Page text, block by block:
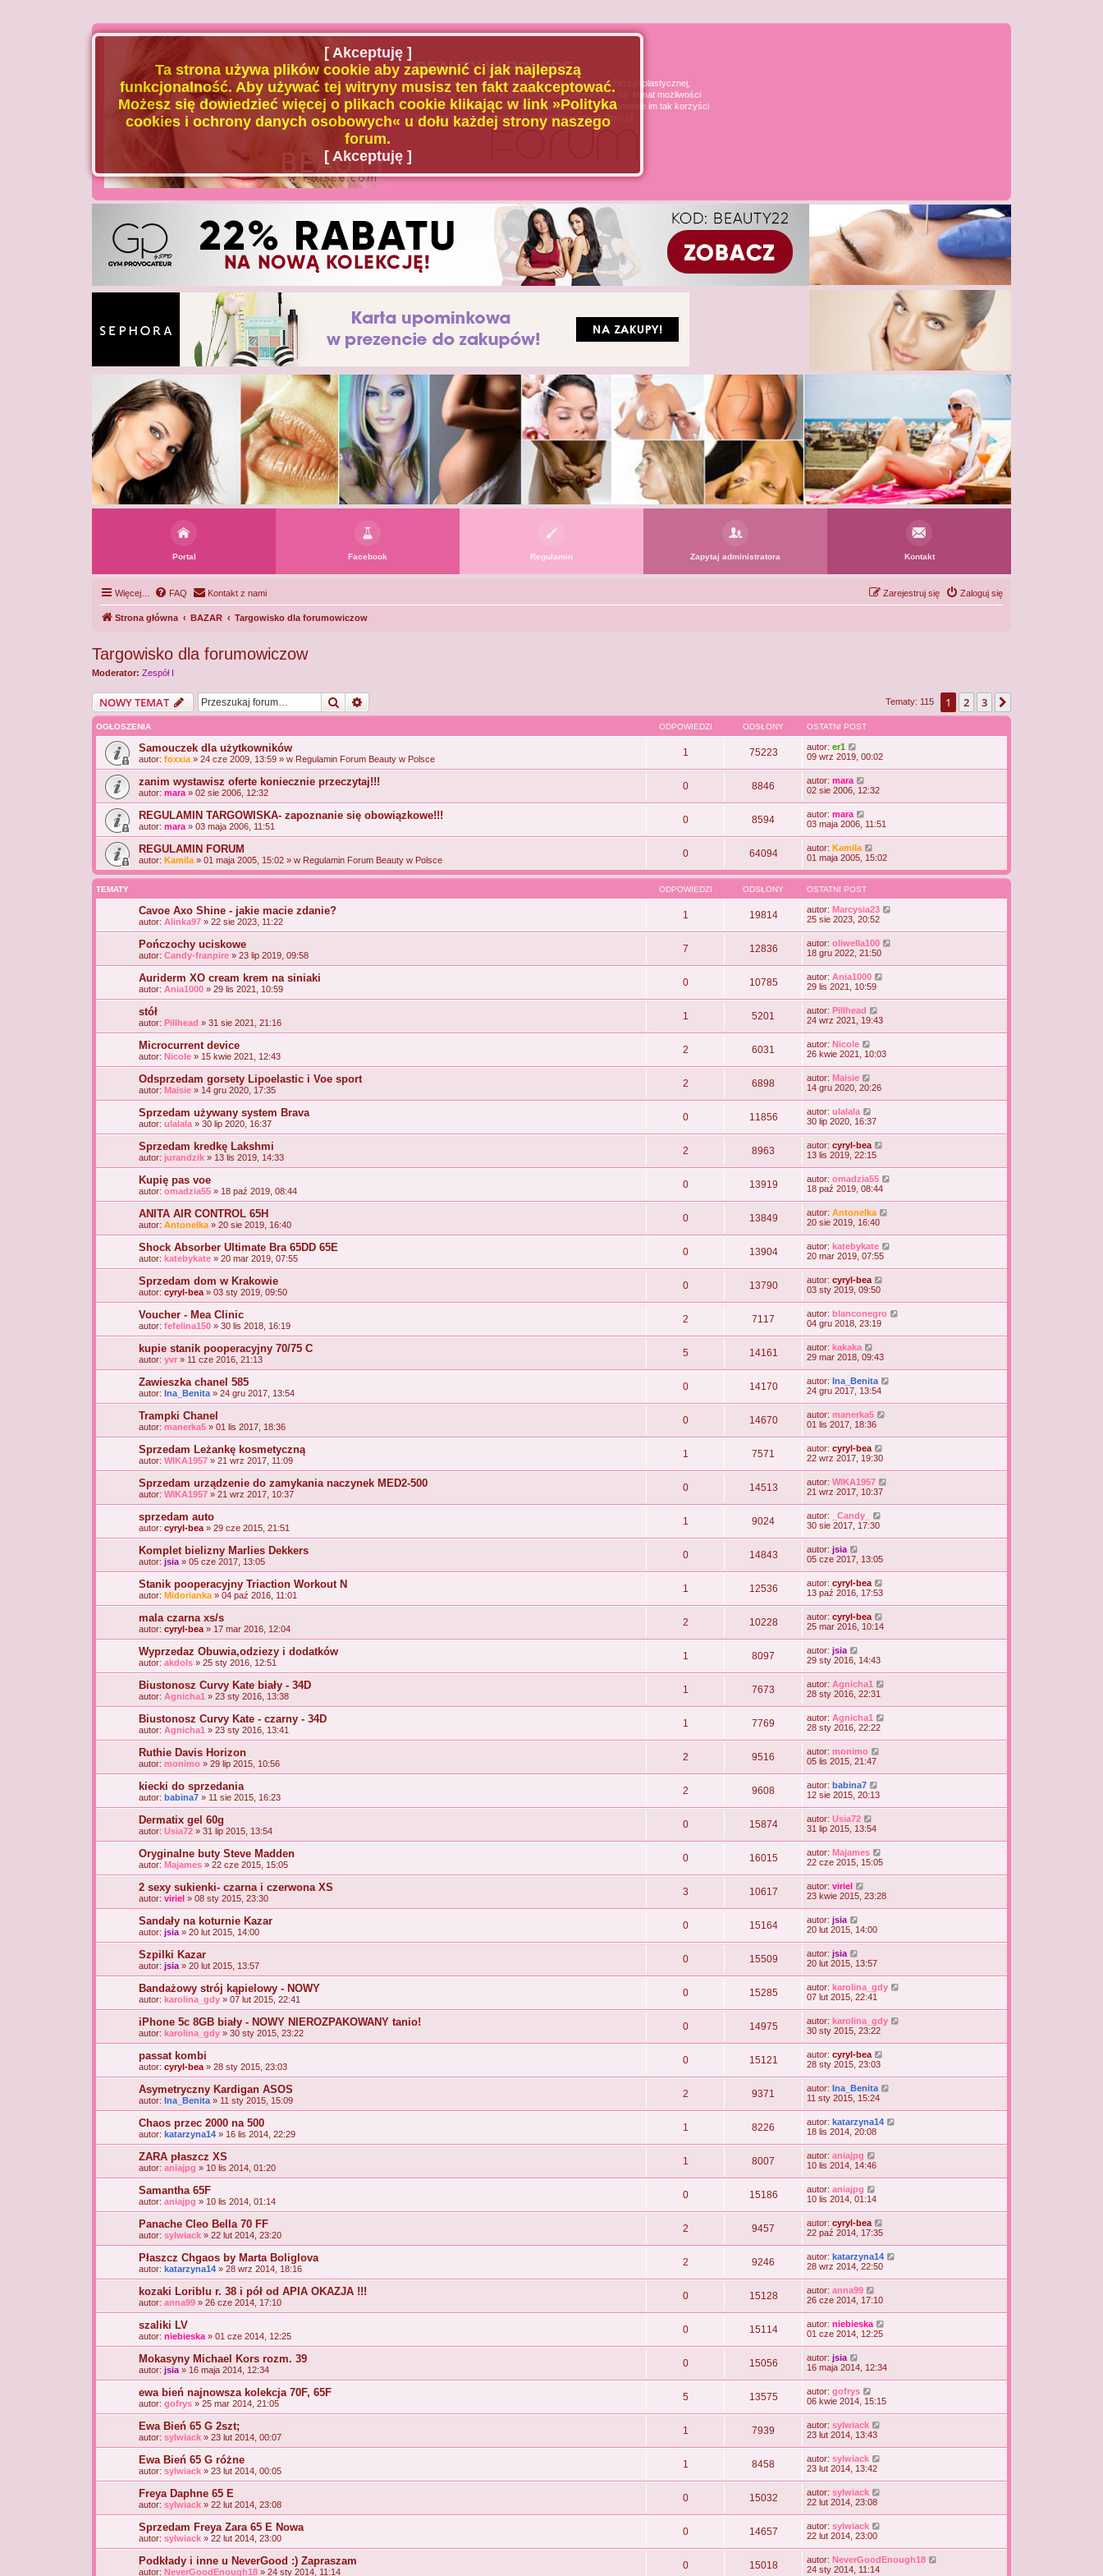
BEAUTY W POLSCE
Naszą misją jest poszerzanie wiedzy u pacjenta chirurgii plastycznej,
medycyny estetycznej oraz dziedzin pokrewnych, na temat możliwości
i ograniczeń tych dziedzin medycyny, oraz uświadamianie im tak korzyści
jak i zagrożeń wynikających z podejmowanych decyzji.
Portal Facebook Regulamin Zapytaj administratora Kontakt
Więcej… FAQ Kontakt z nami Zaloguj się
Zarejestruj się
Strona główna BAZAR Targowisko dla forumowiczow
Targowisko dla forumowiczow
Moderator: Zespół I
NOWY TEMAT Szukaj Tematy: 115 1 2 3
OGŁOSZENIA ODPOWIEDZI ODSŁONY OSTATNI POST
Samouczek dla użytkowników
autor: foxxia » 24 cze 2009, 13:59 » w Regulamin Forum Beauty w Polsce
1 75223 autor: er1
09 wrz 2019, 00:02
zanim wystawisz oferte koniecznie przeczytaj!!!
autor: mara » 02 sie 2006, 12:32
0 8846 autor: mara
02 sie 2006, 12:32
REGULAMIN TARGOWISKA- zapoznanie się obowiązkowe!!!
autor: mara » 03 maja 2006, 11:51
0 8594 autor: mara
03 maja 2006, 11:51
REGULAMIN FORUM
autor: Kamila » 01 maja 2005, 15:02 » w Regulamin Forum Beauty w Polsce
0 64094 autor: Kamila
01 maja 2005, 15:02
TEMATY ODPOWIEDZI ODSŁONY OSTATNI POST
Cavoe Axo Shine - jakie macie zdanie?
autor: Alinka97 » 22 sie 2023, 11:22
1 19814 autor: Marcysia23
25 sie 2023, 20:52
Pończochy uciskowe
autor: Candy-franpire » 23 lip 2019, 09:58
7 12836 autor: oliwella100
18 gru 2022, 21:50
Auriderm XO cream krem na siniaki
autor: Ania1000 » 29 lis 2021, 10:59
0 10785 autor: Ania1000
29 lis 2021, 10:59
stół
autor: Pillhead » 31 sie 2021, 21:16
1 5201 autor: Pillhead
24 wrz 2021, 19:43
Microcurrent device
autor: Nicole » 15 kwie 2021, 12:43
2 6031 autor: Nicole
26 kwie 2021, 10:03
Odsprzedam gorsety Lipoelastic i Voe sport
autor: Maisie » 14 gru 2020, 17:35
2 6898 autor: Maisie
14 gru 2020, 20:26
Sprzedam używany system Brava
autor: ulalala » 30 lip 2020, 16:37
0 11856 autor: ulalala
30 lip 2020, 16:37
Sprzedam kredkę Lakshmi
autor: jurandzik » 13 lis 2019, 14:33
2 8963 autor: cyryl-bea
13 lis 2019, 22:15
Kupię pas voe
autor: omadzia55 » 18 paź 2019, 08:44
0 13919 autor: omadzia55
18 paź 2019, 08:44
ANITA AIR CONTROL 65H
autor: Antonelka » 20 sie 2019, 16:40
0 13849 autor: Antonelka
20 sie 2019, 16:40
Shock Absorber Ultimate Bra 65DD 65E
autor: katebykate » 20 mar 2019, 07:55
0 13904 autor: katebykate
20 mar 2019, 07:55
Sprzedam dom w Krakowie
autor: cyryl-bea » 03 sty 2019, 09:50
0 13790 autor: cyryl-bea
03 sty 2019, 09:50
Voucher - Mea Clinic
autor: fefelina150 » 30 lis 2018, 16:19
2 7117 autor: blanconegro
04 gru 2018, 23:19
kupie stanik pooperacyjny 70/75 C
autor: yvr » 11 cze 2016, 21:13
5 14161 autor: kakaka
29 mar 2018, 09:43
Zawieszka chanel 585
autor: Ina_Benita » 24 gru 2017, 13:54
0 14170 autor: Ina_Benita
24 gru 2017, 13:54
Trampki Chanel
autor: manerka5 » 01 lis 2017, 18:36
0 14670 autor: manerka5
01 lis 2017, 18:36
Sprzedam Leżankę kosmetyczną
autor: WIKA1957 » 21 wrz 2017, 11:09
1 7571 autor: cyryl-bea
22 wrz 2017, 19:30
Sprzedam urządzenie do zamykania naczynek MED2-500
autor: WIKA1957 » 21 wrz 2017, 10:37
0 14513 autor: WIKA1957
21 wrz 2017, 10:37
sprzedam auto
autor: cyryl-bea » 29 cze 2015, 21:51
1 9024 autor:
_Candy_
30 sie 2017, 17:30
Komplet bielizny Marlies Dekkers
autor: jsia » 05 cze 2017, 13:05
0 14843 autor: jsia
05 cze 2017, 13:05
Stanik pooperacyjny Triaction Workout N
autor: Midorianka » 04 paź 2016, 11:01
1 12536 autor: cyryl-bea
13 paź 2016, 17:53
mala czarna xs/s
autor: cyryl-bea » 17 mar 2016, 12:04
2 10228 autor: cyryl-bea
25 mar 2016, 10:14
Wyprzedaz Obuwia,odziezy i dodatków
autor: akdols » 25 sty 2016, 12:51
1 8097 autor: jsia
29 sty 2016, 14:43
Biustonosz Curvy Kate biały - 34D
autor: Agnicha1 » 23 sty 2016, 13:38
1 7673 autor: Agnicha1
28 sty 2016, 22:31
Biustonosz Curvy Kate - czarny - 34D
autor: Agnicha1 » 23 sty 2016, 13:41
1 7769 autor: Agnicha1
28 sty 2016, 22:22
Ruthie Davis Horizon
autor: monimo » 29 lip 2015, 10:56
2 9516 autor: monimo
05 lis 2015, 21:47
kiecki do sprzedania
autor: babina7 » 11 sie 2015, 16:23
2 9608 autor: babina7
12 sie 2015, 20:13
Dermatix gel 60g
autor: Usia72 » 31 lip 2015, 13:54
0 15874 autor: Usia72
31 lip 2015, 13:54
Oryginalne buty Steve Madden
autor: Majames » 22 cze 2015, 15:05
0 16015 autor: Majames
22 cze 2015, 15:05
2 sexy sukienki- czarna i czerwona XS
autor: viriel » 08 sty 2015, 23:30
3 10617 autor: viriel
23 kwie 2015, 23:28
Sandały na koturnie Kazar
autor: jsia » 20 lut 2015, 14:00
0 15164 autor: jsia
20 lut 2015, 14:00
Szpilki Kazar
autor: jsia » 20 lut 2015, 13:57
0 15509 autor: jsia
20 lut 2015, 13:57
Bandażowy strój kąpielowy - NOWY
autor: karolina_gdy » 07 lut 2015, 22:41
0 15285 autor: karolina_gdy
07 lut 2015, 22:41
iPhone 5c 8GB biały - NOWY NIEROZPAKOWANY tanio!
autor: karolina_gdy » 30 sty 2015, 23:22
0 14975 autor: karolina_gdy
30 sty 2015, 23:22
passat kombi
autor: cyryl-bea » 28 sty 2015, 23:03
0 15121 autor: cyryl-bea
28 sty 2015, 23:03
Asymetryczny Kardigan ASOS
autor: Ina_Benita » 11 sty 2015, 15:09
2 9371 autor: Ina_Benita
11 sty 2015, 15:24
Chaos przec 2000 na 500
autor: katarzyna14 » 16 lis 2014, 22:29
1 8226 autor: katarzyna14
18 lis 2014, 20:08
ZARA płaszcz XS
autor: aniajpg » 10 lis 2014, 01:20
1 8007 autor: aniajpg
10 lis 2014, 14:46
Samantha 65F
autor: aniajpg » 10 lis 2014, 01:14
0 15186 autor: aniajpg
10 lis 2014, 01:14
Panache Cleo Bella 70 FF
autor: sylwiack » 22 lut 2014, 23:20
2 9457 autor: cyryl-bea
22 paź 2014, 17:35
Płaszcz Chgaos by Marta Boliglova
autor: katarzyna14 » 28 wrz 2014, 18:16
2 9246 autor: katarzyna14
28 wrz 2014, 22:50
kozaki Loriblu r. 38 i pół od APIA OKAZJA !!!
autor: anna99 » 26 cze 2014, 17:10
0 15128 autor: anna99
26 cze 2014, 17:10
szaliki LV
autor: niebieska » 01 cze 2014, 12:25
0 15114 autor: niebieska
01 cze 2014, 12:25
Mokasyny Michael Kors rozm. 39
autor: jsia » 16 maja 2014, 12:34
0 15056 autor: jsia
16 maja 2014, 12:34
ewa bień najnowsza kolekcja 70F, 65F
autor: gofrys » 25 mar 2014, 21:05
5 13575 autor: gofrys
06 kwie 2014, 15:15
Ewa Bień 65 G 2szt;
autor: sylwiack » 23 lut 2014, 00:07
1 7939 autor: sylwiack
23 lut 2014, 13:43
Ewa Bień 65 G różne
autor: sylwiack » 23 lut 2014, 00:05
1 8458 autor: sylwiack
23 lut 2014, 13:42
Freya Daphne 65 E
autor: sylwiack » 22 lut 2014, 23:08
0 15032 autor: sylwiack
22 lut 2014, 23:08
Sprzedam Freya Zara 65 E Nowa
autor: sylwiack » 22 lut 2014, 23:00
0 14657 autor: sylwiack
22 lut 2014, 23:00
Podkłady i inne u NeverGood :) Zapraszam
autor: NeverGoodEnough18 » 24 sty 2014, 11:14
0 15018 autor: NeverGoodEnough18
24 sty 2014, 11:14
[ Akceptuję ]
Ta strona używa plików cookie aby zapewnić ci jak najlepszą
funkcjonalność. Aby używać tej witryny musisz ten fakt zaakceptować.
Możesz się dowiedzieć więcej o plikach cookie klikając w link »Polityka
cookies i ochrony danych osobowych« u dołu każdej strony naszego
forum.
[ Akceptuję ]